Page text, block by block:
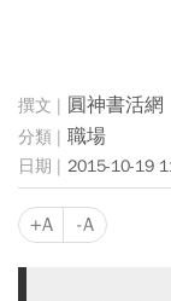
圓神書活網
職場
2015-10-19
+A -A